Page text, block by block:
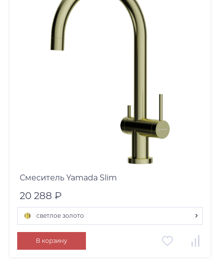
Смеситель Yamada Slim
20 288 ₽
светлое золото
светлое золото
нержавеющая сталь
В корзину